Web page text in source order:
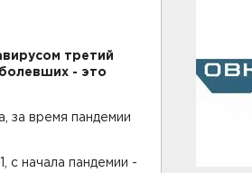
третий
- это
за время пандемии
с начала пандемии -